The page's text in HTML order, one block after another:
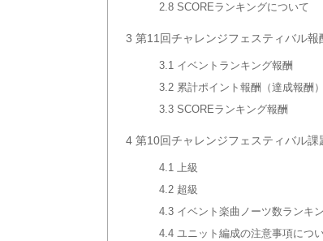
2.8 SCOREランキングについて
3 第11回チャレンジフェスティバル報
3.1 イベントランキング報酬
3.2 累計ポイント報酬（達成報酬）
3.3 SCOREランキング報酬
4 第10回チャレンジフェスティバル課
4.1 上級
4.2 超級
4.3 イベント楽曲ノーツ数ランキ
4.4 ユニット編成の注意事項につ